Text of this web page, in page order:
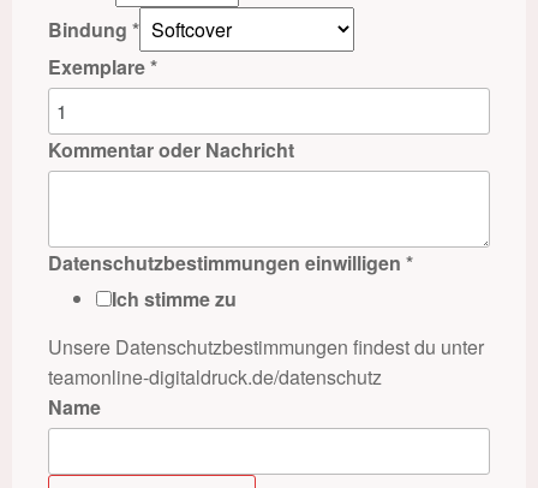
Bindung *
Exemplare*
Kommentar oder Nachricht
Datenschutzbestimmungen einwilligen *
Ich stimme zu
Unsere Datenschutzbestimmungen findest du unter
teamonline-digitaldruck.de/datenschutz
Name